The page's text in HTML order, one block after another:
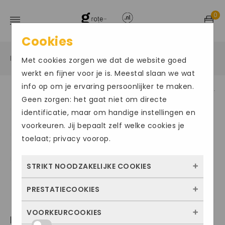
0
Home / Grote maten herenschoenen / Sandalen
KEEN013
Cookies
Met cookies zorgen we dat de website goed
werkt en fijner voor je is. Meestal slaan we wat
info op om je ervaring persoonlijker te maken.
Geen zorgen: het gaat niet om directe
identificatie, maar om handige instellingen en
voorkeuren. Jij bepaalt zelf welke cookies je
toelaat; privacy voorop.
STRIKT NOODZAKELIJKE COOKIES
Deze cookies zorgen ervoor dat de website
kunnen niet worden uitgezet. Meestal
PRESTATIECOOKIES
Met deze cookies zien we hoe vaak onze
VOORKEURCOOKIES